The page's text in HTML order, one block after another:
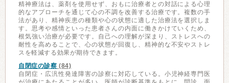
精神療法は、薬剤を使用せず、おもに治療者との対話による心理
的なアプローチを通じて心の不調を改善する治療です。複数の手
法があり、精神疾患の種類や心の状態に適した治療法を選択しま
す。思考や感情といった患者さんの内面に働きかけていくため、
根気強い治療が必要です。自己への理解が深まり、ストレスへの
耐性を高めることで、心の状態が回復し、精神的な不安やストレ
スを軽減する効果が期待できます。
自閉症の診察 (84)
自閉症・広汎性発達障害の診察に対応している。小児神経専門医